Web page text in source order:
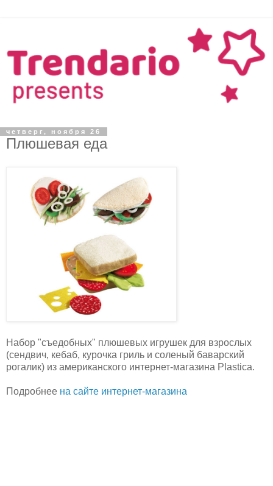
четверг, ноября 26
Плюшевая еда
Набор "съедобных" плюшевых игрушек для взрослых
(сендвич, кебаб, курочка гриль и соленый баварский
рогалик) из американского интернет-магазина Plastica.
Подробнее на сайте интернет-магазина